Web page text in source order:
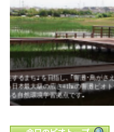
な取組みと
廃棄物埋立地から
廃棄物の埋め立て後
きた卵がかえり､メダ
ヒなど希少な生物も見